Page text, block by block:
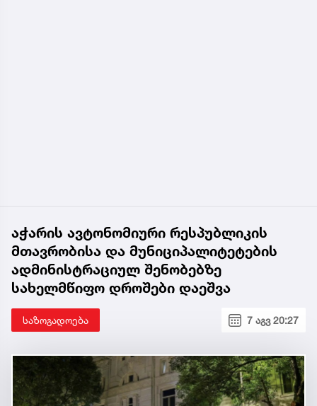
აჭარის ავტონომიური რესპუბლიკის
მთავრობისა და მუნიციპალიტეტების
ადმინისტრაციულ შენობებზე
სახელმწიფო დროშები დაეშვა
საზოგადოება 7 აგვ 20:27